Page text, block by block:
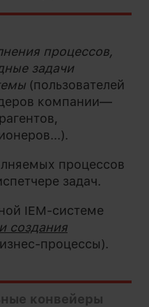
процессов,
задачи
(пользователей
компании—
процессов
задач.
IEM-системе
создания
процессы).
конвейеры